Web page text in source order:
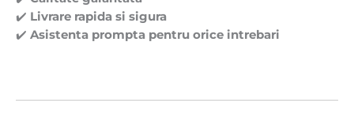
✔️ Livrare rapida si sigura
✔️ Asistenta prompta pentru orice intrebari